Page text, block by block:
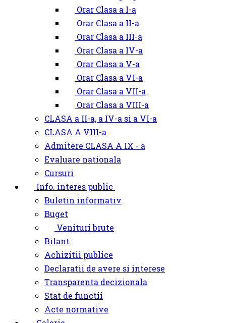
Orar Clasa a I-a
Orar Clasa a II-a
Orar Clasa a III-a
Orar Clasa a IV-a
Orar Clasa a V-a
Orar Clasa a VI-a
Orar Clasa a VII-a
Orar Clasa a VIII-a
CLASA a II-a, a IV-a si a VI-a
CLASA A VIII-a
Admitere CLASA A IX - a
Evaluare nationala
Cursuri
Info. interes public
Buletin informativ
Buget
Venituri brute
Bilant
Achizitii publice
Declaratii de avere si interese
Transparenta decizionala
Stat de functii
Acte normative